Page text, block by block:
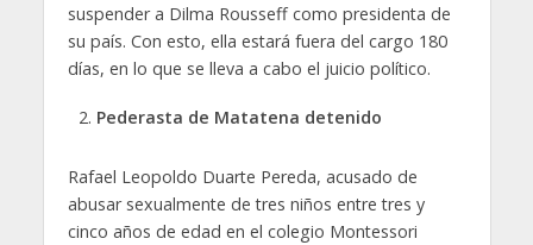
suspender a Dilma Rousseff como presidenta de
su país. Con esto, ella estará fuera del cargo 180
días, en lo que se lleva a cabo el juicio político.
Pederasta de Matatena detenido
Rafael Leopoldo Duarte Pereda, acusado de
abusar sexualmente de tres niños entre tres y
cinco años de edad en el colegio Montessori